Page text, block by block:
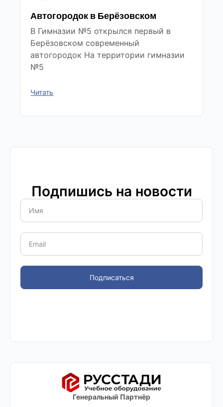
Автогородок в Берёзовском
В Гимназии №5 открылся первый в
Берёзовском современный
автогородок На территории гимназии
№5
Читать
Подпишись на новости
Подписаться
Генеральный Партнёр